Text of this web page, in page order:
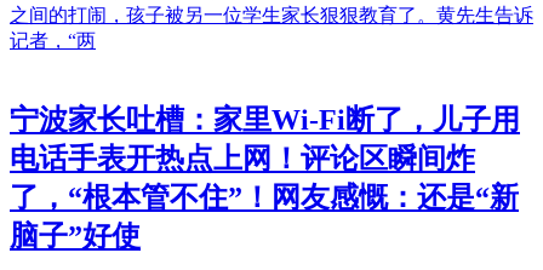
之间的打闹，孩子被另一位学生家长狠狠教育了。黄先生告诉
记者，“两
宁波家长吐槽：家里Wi-Fi断了，儿子用
电话手表开热点上网！评论区瞬间炸
了，“根本管不住”！网友感慨：还是“新
脑子”好使